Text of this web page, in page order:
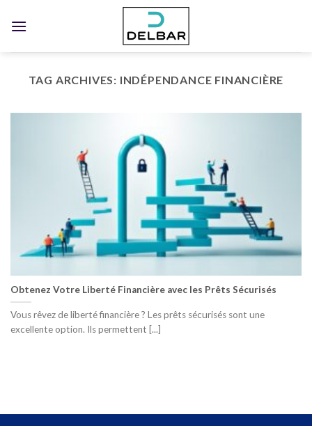
TAG ARCHIVES: INDÉPENDANCE FINANCIÈRE
Obtenez Votre Liberté Financière avec les Prêts Sécurisés
Vous rêvez de liberté financière ? Les prêts sécurisés sont une
excellente option. Ils permettent [...]